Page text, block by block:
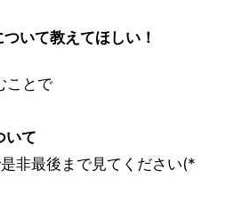
いて教えてほしい！
ことで
いて
非最後まで見てください(*